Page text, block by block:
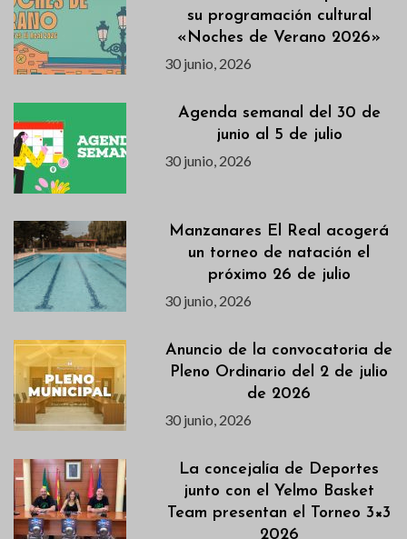
su programación cultural
«Noches de Verano 2026»
30 junio, 2026
Agenda semanal del 30 de
junio al 5 de julio
30 junio, 2026
Manzanares El Real acogerá
un torneo de natación el
próximo 26 de julio
30 junio, 2026
Anuncio de la convocatoria de
Pleno Ordinario del 2 de julio
de 2026
30 junio, 2026
La concejalía de Deportes
junto con el Yelmo Basket
Team presentan el Torneo 3×3
2026